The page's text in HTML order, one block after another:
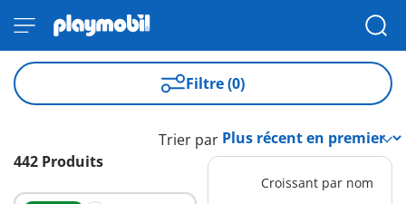
Filtre (0)
442 Produits
Trier par
Croissant par nom